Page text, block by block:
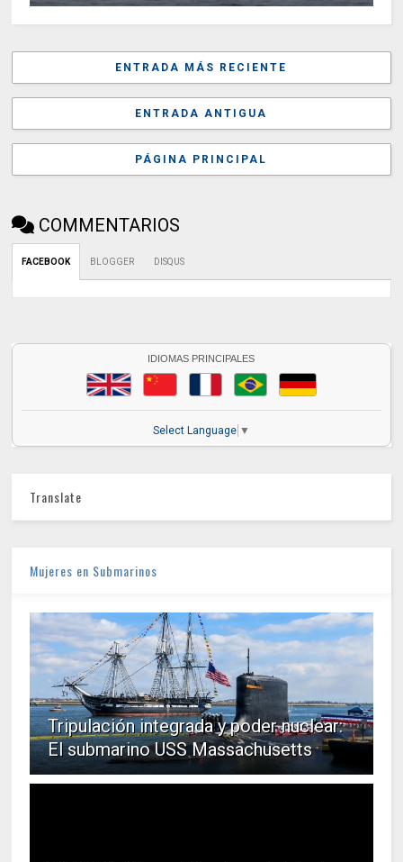
ENTRADA MÁS RECIENTE
ENTRADA ANTIGUA
PÁGINA PRINCIPAL
COMMENTARIOS
FACEBOOK BLOGGER DISQUS
IDIOMAS PRINCIPALES
Select Language ▼
Translate
Mujeres en Submarinos
Tripulación integrada y poder nuclear:
El submarino USS Massachusetts